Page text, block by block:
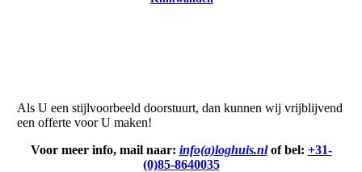
Als U een stijlvoorbeeld doorstuurt, dan kunnen wij vrijblijvend
een offerte voor U maken!
Voor meer info, mail naar: info(a)loghuis.nlof bel: +31-
(0)85-8640035